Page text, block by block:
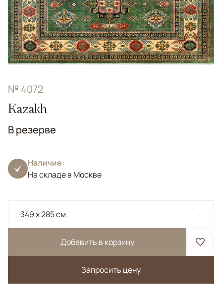
№ 4072
Kazakh
В резерве
Наличие:
На складе в Москве
349 x 285 см
Добавить в корзину
Запросить цену